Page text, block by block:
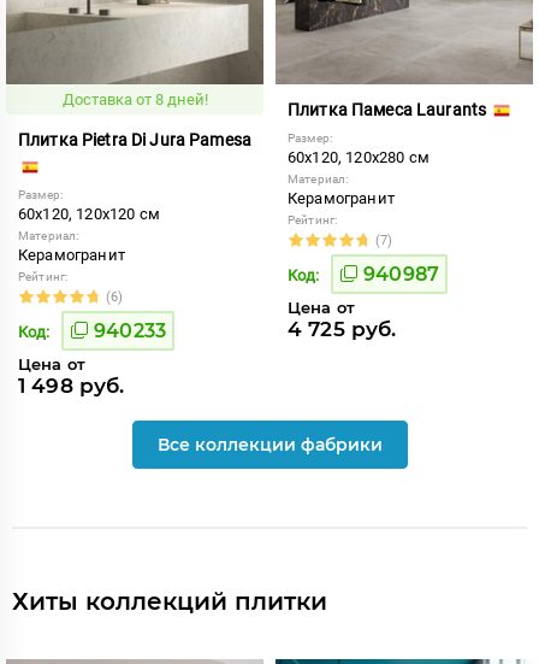
Доставка от 8 дней!
Плитка Pietra Di Jura Pamesa
Размер:
60x120, 120x120 см
Материал:
Керамогранит
Рейтинг:
(6)
Код: 940233
Цена от
1 498 руб.
Плитка Памеса Laurants
Размер:
60x120, 120x280 см
Материал:
Керамогранит
Рейтинг:
(7)
Код: 940987
Цена от
4 725 руб.
Все коллекции фабрики
Хиты коллекций плитки